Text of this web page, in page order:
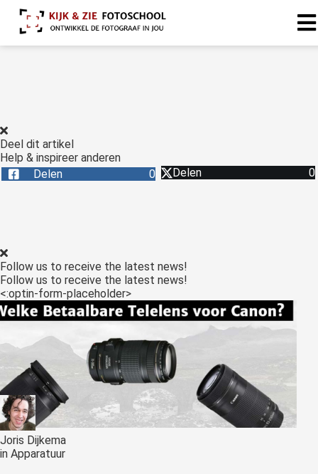
Deel dit artikel
Help & inspireer anderen
Delen
0 Delen 0
Follow us to receive the latest news!
Follow us to receive the latest news!
<:optin-form-placeholder>
Joris Dijkema
in Apparatuur